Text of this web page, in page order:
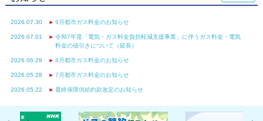
2026.07.30 9月都市ガス料金のお知らせ
2026.07.01
令和7年度「電気・ガス料金負担軽減支援事業」に伴うガス料⾦・電気
料⾦の値引きについて（延長）
2026.06.29 8月都市ガス料金のお知らせ
2026.05.28 7月都市ガス料金のお知らせ
2026.05.22 最終保障供給約款改定のお知らせ